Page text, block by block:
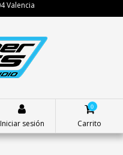
Valencia
Iniciar sesión
0
Carrito